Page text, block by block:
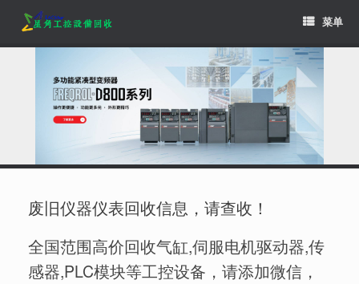
content
菜单
废旧仪器仪表回收信息，请查收！
全国范围高价回收气缸,伺服电机驱动器,传
感器,PLC模块等工控设备，请添加微信，